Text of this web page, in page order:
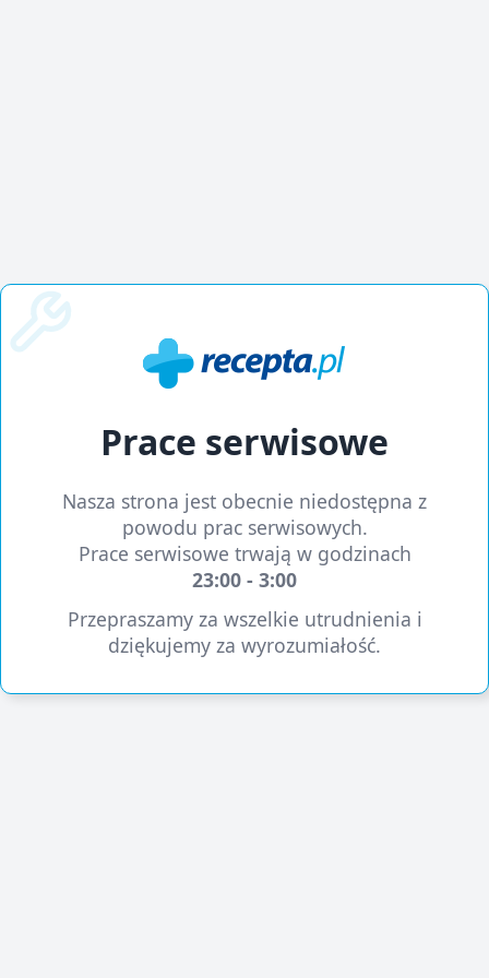
Prace serwisowe
Nasza strona jest obecnie niedostępna z
powodu prac serwisowych.
Prace serwisowe trwają w godzinach
23:00 - 3:00
Przepraszamy za wszelkie utrudnienia i
dziękujemy za wyrozumiałość.